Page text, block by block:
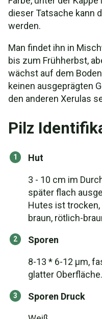
dieser Tatsache kann
werden.
Man findet ihn in
bis zum Frühherbst,
wächst auf dem
keinen ausgeprägten
den anderen Xerulas
Pilz
Hut
3 - 10 cm im
später flach
Hutes ist trocken,
braun, rötlich-
Sporen
8-13 * 6-12 μm,
glatter Oberfläche.
Sporen Druck